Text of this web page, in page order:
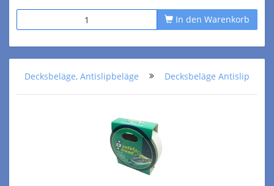
In den Warenkorb
Decksbeläge, Antislipbeläge Decksbeläge Antislip